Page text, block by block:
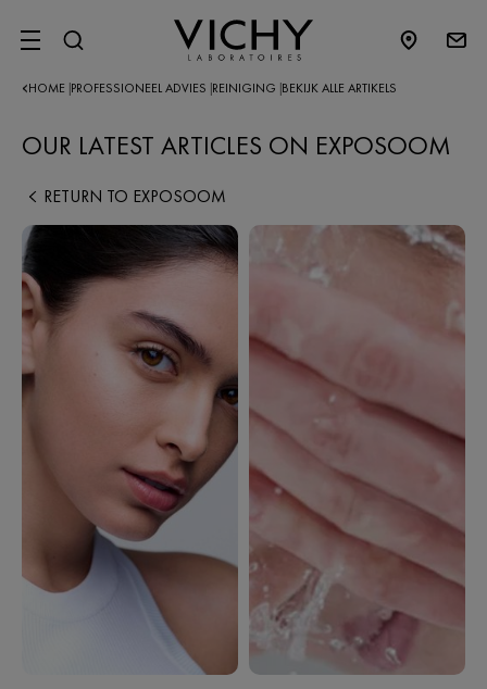
SITE MENU
HOME PROFESSIONEEL ADVIES REINIGING BEKIJK ALLE ARTIKELS
OUR LATEST ARTICLES ON EXPOSOOM
RETURN TO EXPOSOOM